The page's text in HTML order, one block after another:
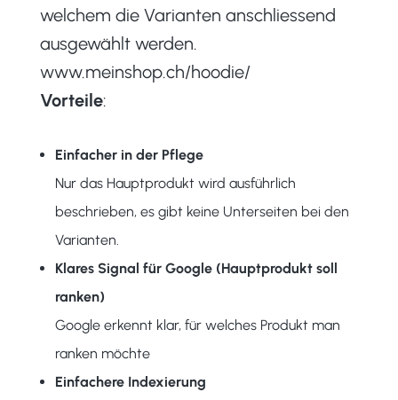
welchem die Varianten anschliessend
ausgewählt werden.
www.meinshop.ch/hoodie/
Vorteile:
Einfacher in der Pflege
Nur das Hauptprodukt wird ausführlich
beschrieben, es gibt keine Unterseiten bei den
Varianten.
Klares Signal für Google (Hauptprodukt soll
ranken)
Google erkennt klar, für welches Produkt man
ranken möchte
Einfachere Indexierung